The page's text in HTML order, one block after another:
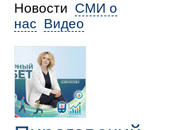
Новости СМИ о
нас Видео